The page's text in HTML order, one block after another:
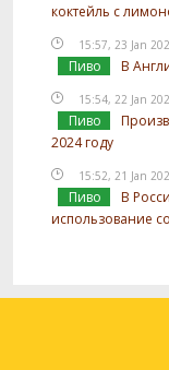
коктейль с
15:57, 23 Jan
Пиво В
15:54, 22 Jan
Пиво
2024 году
15:52, 21 Jan
Пиво
В
использование